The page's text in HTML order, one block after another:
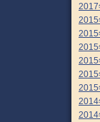
2017
2015
2015
2015
2015
2015
2015
2014
2014